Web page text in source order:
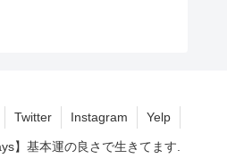
Twitter Instagram Yelp
】基本運の良さで生きてます.